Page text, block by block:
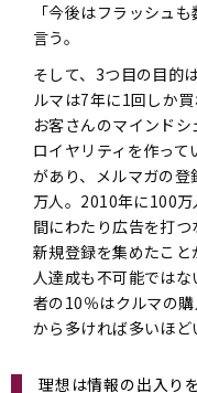
「今後はフラッシュ
言う。
そして、3つ目の目的
ルマは7年に1回しか
お客さんのマインド
ロイヤリティを作っ
があり、メルマガの
万人。2010年に100
間にわたり広告を打
新規登録を集めたこ
人達成も不可能では
者の10％はクルマの
から多ければ多いほど
理想は情報の出入り